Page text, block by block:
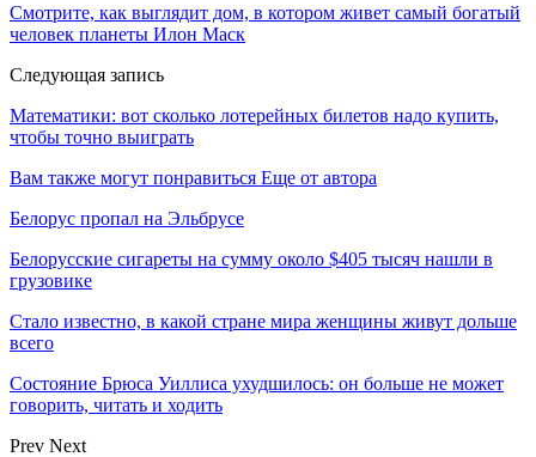
Смотрите, как выглядит дом, в котором живет самый богатый
человек планеты Илон Маск
Следующая запись
Математики: вот сколько лотерейных билетов надо купить,
чтобы точно выиграть
Вам также могут понравиться Еще от автора
Белорус пропал на Эльбрусе
Белорусские сигареты на сумму около $405 тысяч нашли в
грузовике
Стало известно, в какой стране мира женщины живут дольше
всего
Состояние Брюса Уиллиса ухудшилось: он больше не может
говорить, читать и ходить
Prev Next